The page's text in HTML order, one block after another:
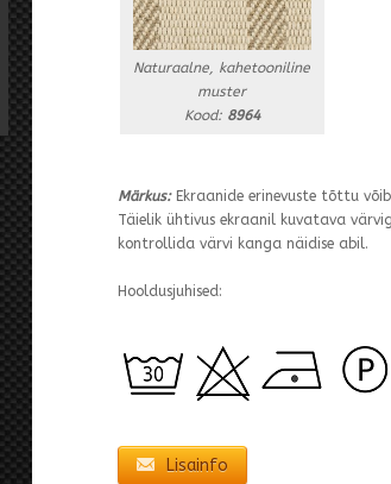
Naturaalne, kahetooniline
muster
Kood: 8964
Märkus:Ekraanide erinevuste tõttu
Täielik ühtivus ekraanil kuvatava
kontrollida värvi kanga näidise abil.
Hooldusjuhised:
Lisainfo